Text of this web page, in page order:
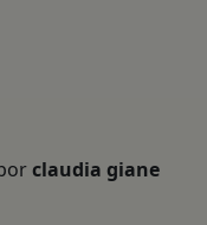
claudia giane